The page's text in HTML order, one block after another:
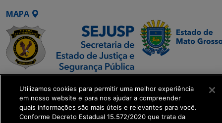
MAPA
SETDIG | Secretaria-
Executiva de
Transformação Digital
Utilizamos cookies para permitir uma melhor experiência
em nosso website e para nos ajudar a compreender
quais informações são mais úteis e relevantes para você.
Conforme Decreto Estadual 15.572/2020 que trata da